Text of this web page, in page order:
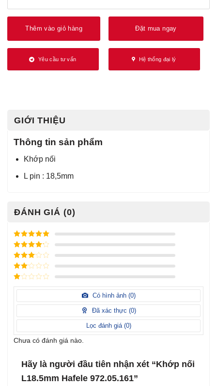
Thêm vào giỏ hàng Đặt mua ngay
Yêu cầu tư vấn Hệ thống đại lý
GIỚI THIỆU
Thông tin sản phẩm
Khớp nối
L pin : 18,5mm
ĐÁNH GIÁ (0)
Được xếp
hạng
5
5
sao
Được xếp
hạng
4
5
sao
Được
xếp
hạng3
5 sao
Được
hạng
sao
Được
hạng
sao
Có hình ảnh (0)
Đã xác thực (0)
Lọc đánh giá (0)
Chưa có đánh giá nào.
Hãy là người đầu tiên nhận xét “Khớp nối
L18.5mm Hafele 972.05.161”